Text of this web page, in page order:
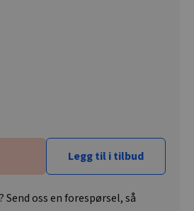
Legg til i tilbud
oss en forespørsel, så